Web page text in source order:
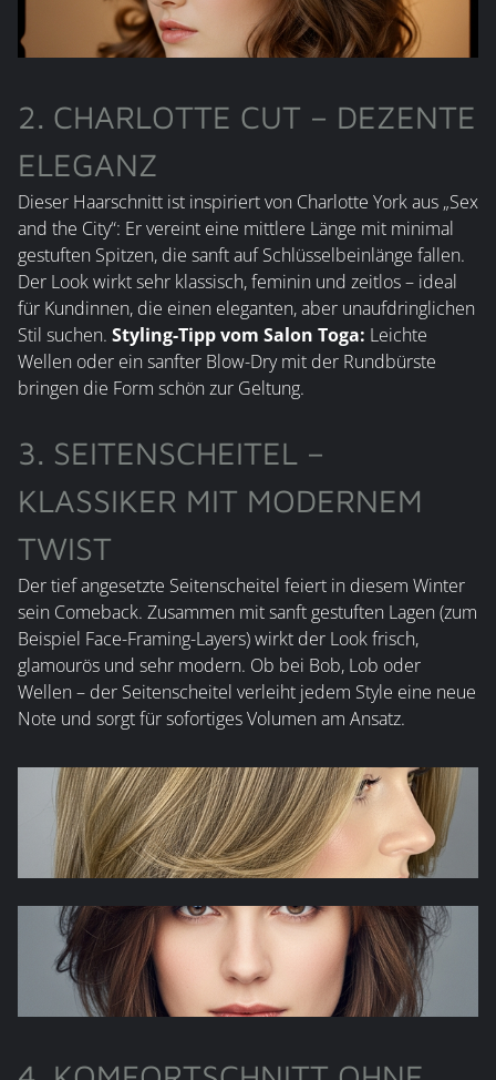
2. CHARLOTTE CUT – DEZENTE
ELEGANZ
Dieser Haarschnitt ist inspiriert von Charlotte York aus „Sex
and the City“: Er vereint eine mittlere Länge mit minimal
gestuften Spitzen, die sanft auf Schlüsselbeinlänge fallen.
Der Look wirkt sehr klassisch, feminin und zeitlos – ideal
für Kundinnen, die einen eleganten, aber unaufdringlichen
Stil suchen. Styling-Tipp vom Salon Toga: Leichte
Wellen oder ein sanfter Blow-Dry mit der Rundbürste
bringen die Form schön zur Geltung.
3. SEITENSCHEITEL –
KLASSIKER MIT MODERNEM
TWIST
Der tief angesetzte Seitenscheitel feiert in diesem Winter
sein Comeback. Zusammen mit sanft gestuften Lagen (zum
Beispiel Face-Framing-Layers) wirkt der Look frisch,
glamourös und sehr modern. Ob bei Bob, Lob oder
Wellen – der Seitenscheitel verleiht jedem Style eine neue
Note und sorgt für sofortiges Volumen am Ansatz.